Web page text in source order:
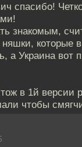
спасибо!
знакомым,
которые
а Украина вот
в 1й версии
чтобы